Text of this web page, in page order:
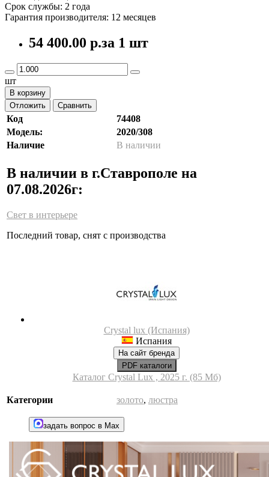
Срок службы: 2 года
Гарантия производителя: 12 месяцев
54 400.00 р.за 1 шт
шт
В корзину
Отложить
Сравнить
Код
74408
Модель:
2020/308
Наличие
В наличии
В наличии в г.Ставрополе на
07.08.2026г:
Свет в интерьере
Последний товар, снят с производства
Crystal lux (Испания)
Испания
На сайт бренда
PDF каталоги
Каталог Crystal Lux , 2025 г. (85 Мб)
Категории золото, люстра
задать вопрос в Max